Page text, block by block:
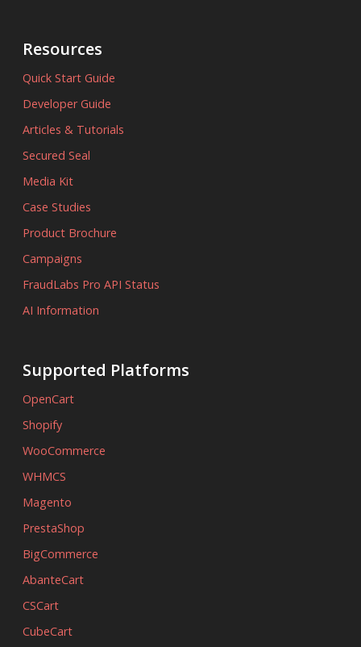
Resources
Quick Start Guide
Developer Guide
Articles & Tutorials
Secured Seal
Media Kit
Case Studies
Product Brochure
Campaigns
FraudLabs Pro API Status
AI Information
Supported Platforms
OpenCart
Shopify
WooCommerce
WHMCS
Magento
PrestaShop
BigCommerce
AbanteCart
CSCart
CubeCart